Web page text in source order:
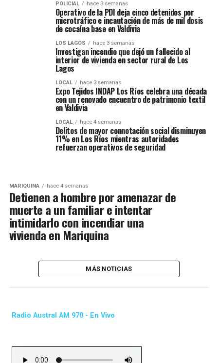
POLICIAL hace 3 semanas
Operativo de la PDI deja cinco detenidos por
microtráfico e incautación de más de mil dosis
de cocaína base en Valdivia
LOS LAGOS hace 3 semanas
Investigan incendio que dejó un fallecido al
interior de vivienda en sector rural de Los
Lagos
LOCAL hace 3 semanas
Expo Tejidos INDAP Los Ríos celebra una década
con un renovado encuentro de patrimonio textil
en Valdivia
LOCAL hace 4 semanas
Delitos de mayor connotación social disminuyen
11% en Los Ríos mientras autoridades
refuerzan operativos de seguridad
MARIQUINA hace 4 semanas
Detienen a hombre por amenazar de
muerte a un familiar e intentar
intimidarlo con incendiar una
vivienda en Mariquina
MÁS NOTICIAS
Radio Austral AM 970 - En Vivo